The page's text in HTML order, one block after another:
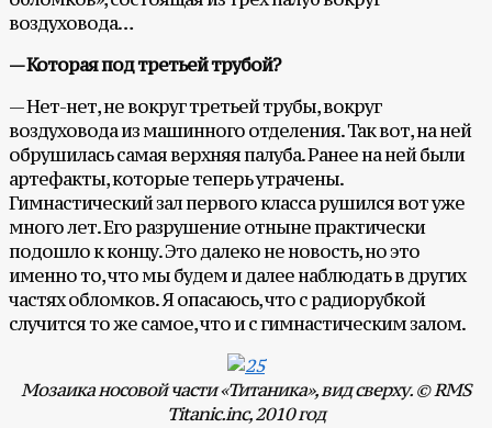
воздуховода…
— Которая под третьей трубой?
— Нет-нет, не вокруг третьей трубы, вокруг
воздуховода из машинного отделения. Так вот, на ней
обрушилась самая верхняя палуба. Ранее на ней были
артефакты, которые теперь утрачены.
Гимнастический зал первого класса рушился вот уже
много лет. Его разрушение отныне практически
подошло к концу. Это далеко не новость, но это
именно то, что мы будем и далее наблюдать в других
частях обломков. Я опасаюсь, что с радиорубкой
случится то же самое, что и с гимнастическим залом.
Мозаика носовой части «Титаника», вид сверху. © RMS
Titanic.inc, 2010 год